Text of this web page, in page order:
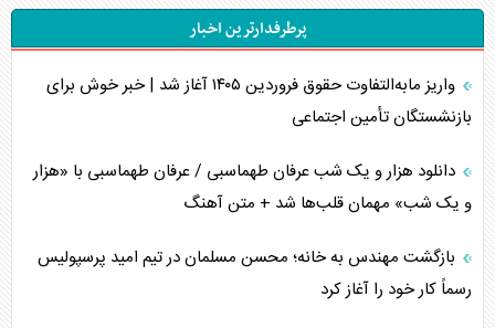
اهمیت راهبردی اردن برای آمریکا
پیام، ظرفیت بالفعل‌نشده تجارت ایران
ترامپ و توهم خلع سلاح حماس
چرا کویت به دنبال شریک امنیتی جدید است؟
پرطرفدارترین اخبار
واریز مابه‌التفاوت حقوق فروردین ۱۴۰۵ آغاز شد | خبر خوش برای
بازنشستگان تأمین اجتماعی
دانلود هزار و یک شب عرفان طهماسبی / عرفان طهماسبی با «هزار
و یک شب» مهمان قلب‌ها شد + متن آهنگ
بازگشت مهندس به خانه؛ محسن مسلمان در تیم امید پرسپولیس
رسماً کار خود را آغاز کرد